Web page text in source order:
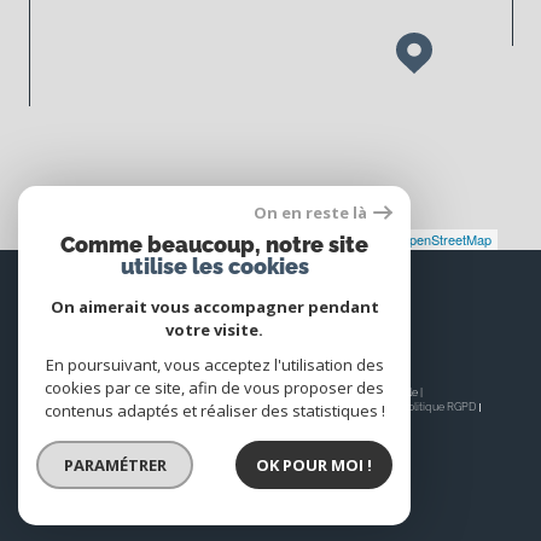
Leaflet|©JawgMaps © OpenStreetMap
Espace
PROPRIÉTAIRE
Se connecter
© 2026 | Tous droits réservés | Traduction powered by Google |
Nos honoraires
Plan du site Mentions légales Admin Nos liens
Politique RGPD
On en reste là
Comme beaucoup, notre site
utilise les cookies
On aimerait vous accompagner pendant
votre visite.
En poursuivant, vous acceptez l'utilisation des
cookies par ce site, afin de vous proposer des
contenus adaptés et réaliser des statistiques !
PARAMÉTRER OK POUR MOI !